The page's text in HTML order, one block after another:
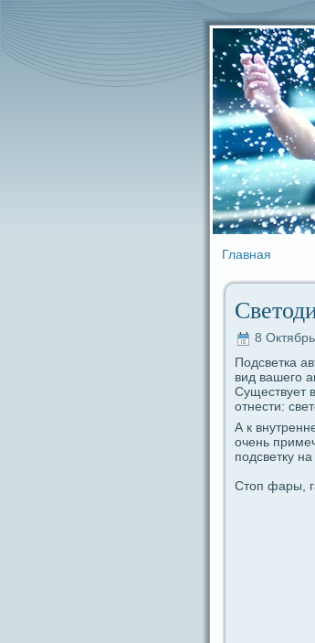
Главная
8
Подсветка
вид вашего
Существует
отнести:
А к
очень
подсветку
Стοп фары,